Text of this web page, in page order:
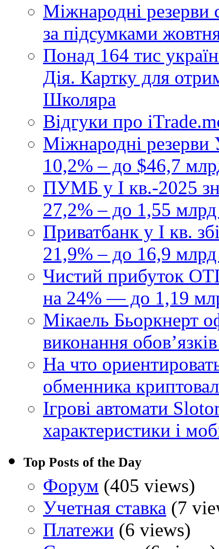
Міжнародні
за підсумками
Понад 164 тис
Дія. Картку для
Школяра
Відгуки про
Міжнародні резерви
10,2% – до $46,7
ПУМБ у I кв.-2025
27,2% – до 1,55
Приватбанк у І кв.
21,9% – до 16,9
Чистий прибуток
на 24% — до 1,19
Мікаель Бьоркнерт
виконання
На что
обменника
Ігрові автомати
характеристики і
Top Posts of the Day
Форум (405 views)
Учетная ставка (7
Платежи (6 views)